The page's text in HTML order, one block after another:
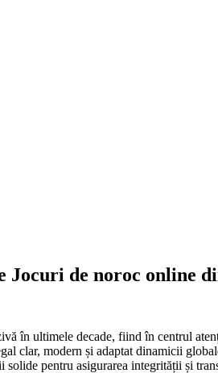
Jocuri de noroc online
în ultimele decade, fiind în centrul
clar, modern și adaptat dinamicii
pentru asigurarea integrității și